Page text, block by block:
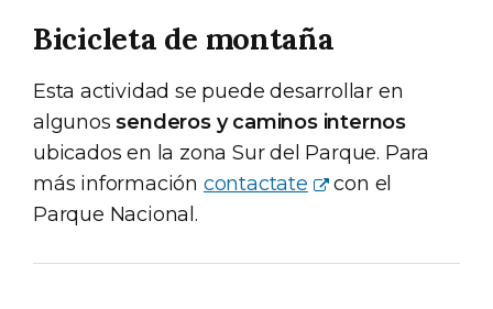
Bicicleta de montaña
Esta actividad se puede desarrollar en
algunossenderos y caminos internos
ubicados en la zona Sur del Parque. Para
más información contactate
con el
Parque Nacional.